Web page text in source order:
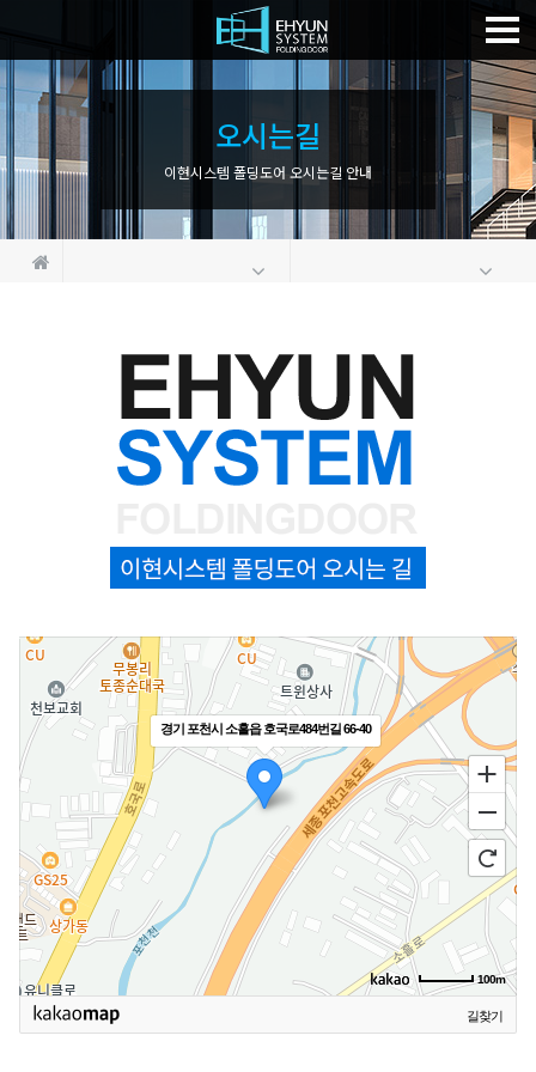
오시는길
이현시스템 폴딩도어 오시는길 안내
경기 포천시 소흘읍 호국로484번길 66-40
100m
길찾기